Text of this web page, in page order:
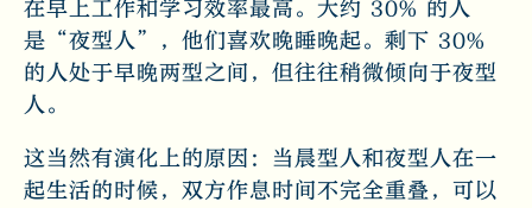
在早上工作和学习效率最高。大约 30% 的人
是“夜型人”，他们喜欢晚睡晚起。剩下 30%
的人处于早晚两型之间，但往往稍微倾向于夜型
人。
这当然有演化上的原因：当晨型人和夜型人在一
起生活的时候，双方作息时间不完全重叠，可以